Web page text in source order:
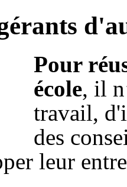
Pour
école, il
travail,
des
leur